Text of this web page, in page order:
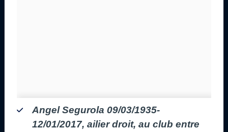
Angel Segurola 09/03/1935-
12/01/2017, ailier droit, au club entre